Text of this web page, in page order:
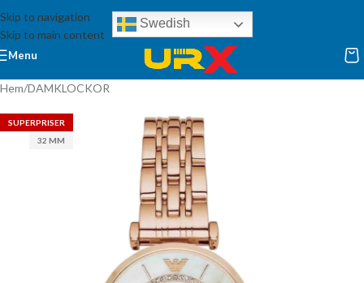
Skip to navigation
Skip to main content
Swedish
Menu
Hem/DAMKLOCKOR
SUPERPRISER
32 MM